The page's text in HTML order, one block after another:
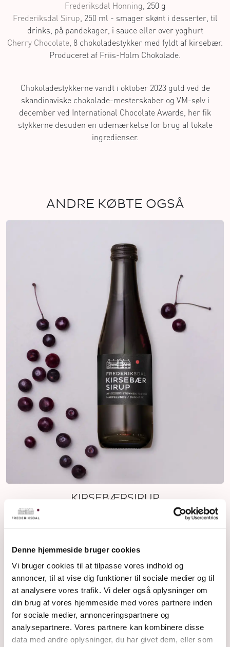
Denne hjemmeside bruger cookies
Vi bruger cookies til at tilpasse vores indhold og
annoncer, til at vise dig funktioner til sociale medier og til
at analysere vores trafik. Vi deler også oplysninger om
din brug af vores hjemmeside med vores partnere inden
for sociale medier, annonceringspartnere og
analysepartnere. Vores partnere kan kombinere disse
data med andre oplysninger, du har givet dem, eller som
Frederiksdal Honning
Frederiksdal Sirup, 250 ml - smager skønt i desserter, til
drinks, på pandekager, i sauce eller over yoghurt
Cherry Chocolate, 8 chokoladestykker med fyldt af kirsebær.
Produceret af Friis-Holm Chokolade.
Chokoladestykkerne vandt i oktober 2023 guld ved de
skandinaviske chokolade-mesterskaber og VM-sølv i
december ved International Chocolate Awards, her fik
stykkerne desuden en udemærkelse for brug af lokale
ingredienser.
ANDRE KØBTE OGSÅ
KIRSEBÆRSIRUP